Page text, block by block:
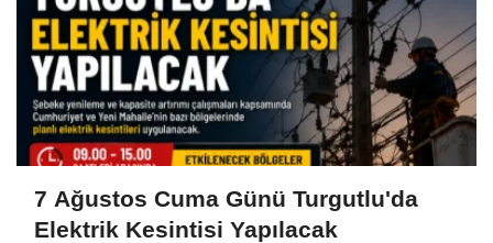
7 Ağustos Cuma Günü Turgutlu'da
Elektrik Kesintisi Yapılacak